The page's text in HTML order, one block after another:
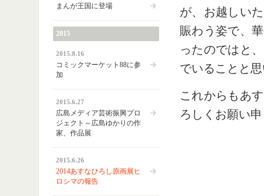
が、お越しい
賑わう姿で、
ったのではと
でいることと
これからもあ
ろしくお願い
まんが王国に登場
2015
2015.8.16
コミックマーケット88に参
加
2015.6.27
広島メディア芸術振興プロ
ジェクト～広島ゆかりの作
家、作品展
2015.6.26
2014あすなひろし原画展ヒ
ロシマの報告